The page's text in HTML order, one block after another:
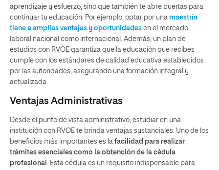
aprendizaje y esfuerzo, sino que también te abre puertas para
continuar tu educación. Por ejemplo, optar por una maestría
tiene a amplias ventajas y oportunidades en el mercado
laboral nacional como internacional. Además, un plan de
estudios con RVOE garantiza que la educación que recibes
cumple con los estándares de calidad educativa establecidos
por las autoridades, asegurando una formación integral y
actualizada.
Ventajas Administrativas
Desde el punto de vista administrativo, estudiar en una
institución con RVOE te brinda ventajas sustanciales. Uno de los
beneficios más importantes es la facilidad para realizar
trámites esenciales como la obtención de la cédula
profesional . Esta cédula es un requisito indispensable para